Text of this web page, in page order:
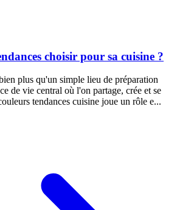
choisir pour sa cuisine ?
plus qu'un simple lieu de préparation
de vie central où l'on partage, crée et se
tendances cuisine joue un rôle e...